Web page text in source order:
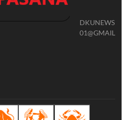
DKUNEWS
01@GMAIL